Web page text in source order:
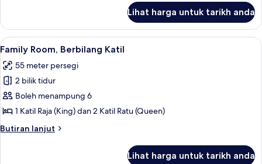
(King)
dengan
Katil
Sofa
Suite,
Katil
(King)
dengan
Katil
Sofa
Lihat harga untuk tarikh anda
Lihat
semua
foto
untuk
Family
Room,
Berbilang
Katil
Family Room, Berbilang Katil |
9
Family Room, Berbilang Katil
55 meter persegi
2 bilik tidur
Boleh menampung 6
1 Katil Raja (King) dan 2 Katil Ratu (Queen)
Butiran lanjut
Butiran
Lihat harga untuk tarikh anda